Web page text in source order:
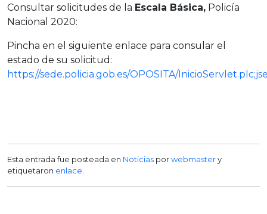
Consultar solicitudes de la Escala Básica, Policía
Nacional 2020:
Pincha en el siguiente enlace para consular el
estado de su solicitud:
https://sede.policia.gob.es/OPOSITA/
Esta entrada fue posteada en Noticias porwebmastery
etiquetaron enlace.